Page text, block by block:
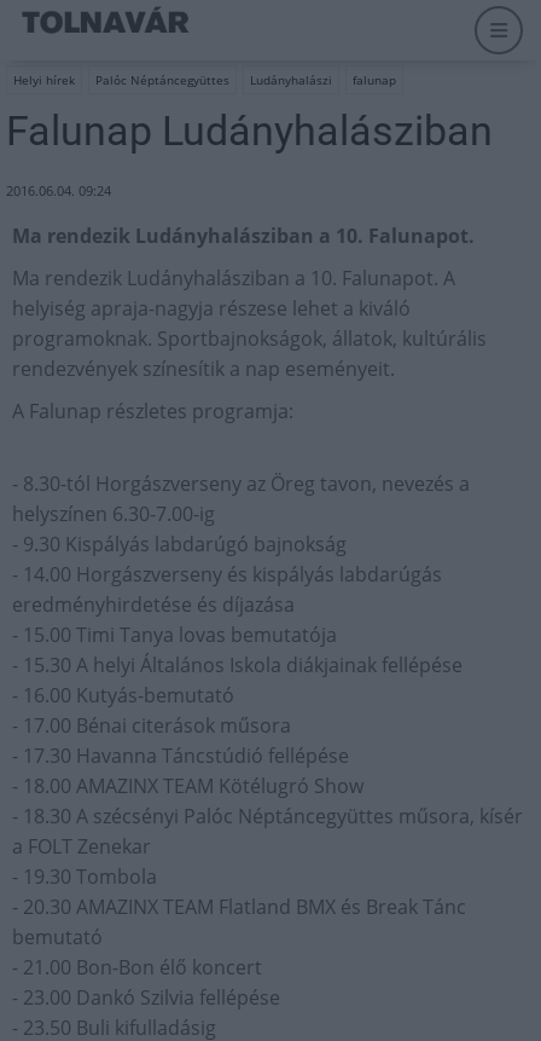
Helyi hírek Palóc Néptáncegyüttes Ludányhalászi falunap
Falunap Ludányhalásziban
2016.06.04. 09:24
Ma rendezik Ludányhalásziban a 10. Falunapot.
Ma rendezik Ludányhalásziban a 10. Falunapot. A
helyiség apraja-nagyja részese lehet a kiváló
programoknak. Sportbajnokságok, állatok, kultúrális
rendezvények színesítik a nap eseményeit.
A Falunap részletes programja:
- 8.30-tól Horgászverseny az Öreg tavon, nevezés a
helyszínen 6.30-7.00-ig
- 9.30 Kispályás labdarúgó bajnokság
- 14.00 Horgászverseny és kispályás labdarúgás
eredményhirdetése és díjazása
- 15.00 Timi Tanya lovas bemutatója
- 15.30 A helyi Általános Iskola diákjainak fellépése
- 16.00 Kutyás-bemutató
- 17.00 Bénai citerások műsora
- 17.30 Havanna Táncstúdió fellépése
- 18.00 AMAZINX TEAM Kötélugró Show
- 18.30 A szécsényi Palóc Néptáncegyüttes műsora, kísér
a FOLT Zenekar
- 19.30 Tombola
- 20.30 AMAZINX TEAM Flatland BMX és Break Tánc
bemutató
- 21.00 Bon-Bon élő koncert
- 23.00 Dankó Szilvia fellépése
- 23.50 Buli kifulladásig